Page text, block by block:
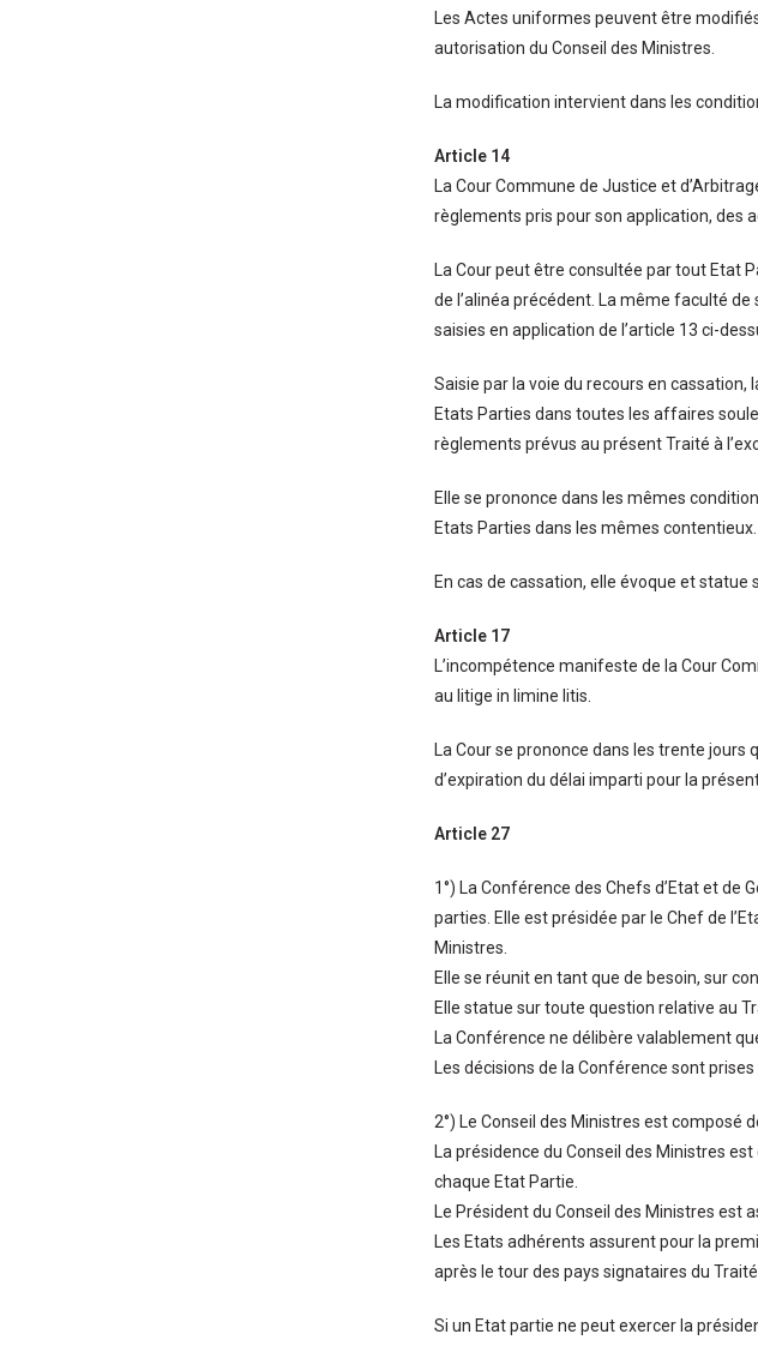
Les Actes uniformes peuvent être
autorisation du Conseil des Ministres.
La modification intervient dans les
Article 14
La Cour Commune de Justice et
règlements pris pour son application, des
La Cour peut être consultée par tout Etat
de l’alinéa précédent. La même faculté
saisies en application de l’article 13 ci-
Saisie par la voie du recours en cassation,
Etats Parties dans toutes les affaires
règlements prévus au présent Traité à
Elle se prononce dans les mêmes
Etats Parties dans les mêmes contentieux.
En cas de cassation, elle évoque et statue
Article 17
L’incompétence manifeste de la Cour
au litige in limine litis.
La Cour se prononce dans les trente
d’expiration du délai imparti pour la
Article 27
1°) La Conférence des Chefs d’Etat et de
parties. Elle est présidée par le Chef de
Ministres.
Elle se réunit en tant que de besoin, sur
Elle statue sur toute question relative au
La Conférence ne délibère valablement
Les décisions de la Conférence sont
2°) Le Conseil des Ministres est composé
La présidence du Conseil des Ministres
chaque Etat Partie.
Le Président du Conseil des Ministres est
Les Etats adhérents assurent pour la
après le tour des pays signataires du
Si un Etat partie ne peut exercer la